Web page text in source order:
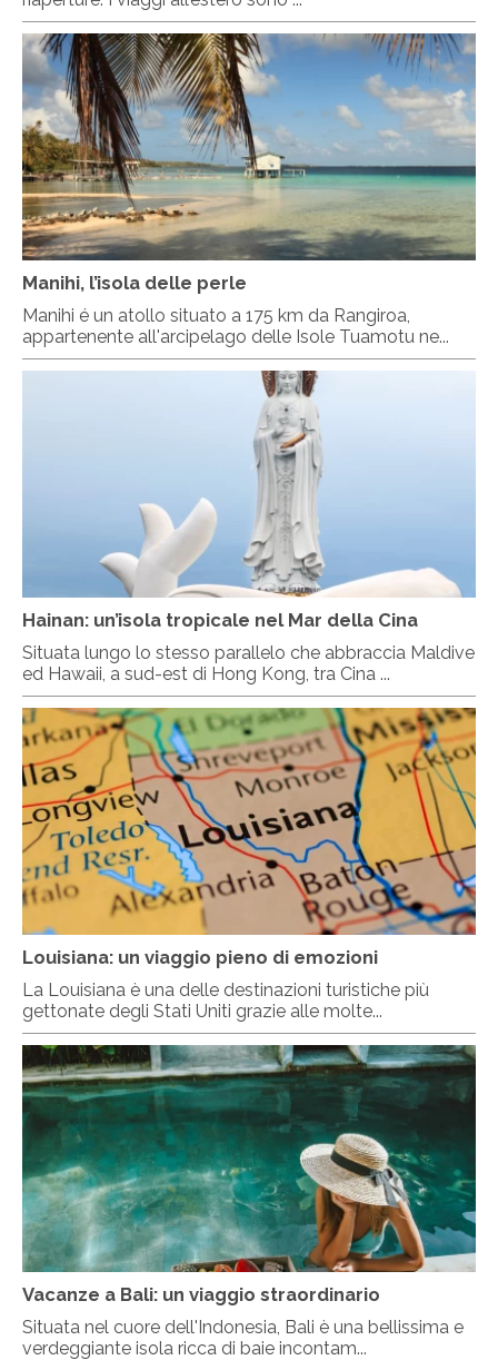
Manihi, l’isola delle perle
Manihi é un atollo situato a 175 km da Rangiroa,
appartenente all'arcipelago delle Isole Tuamotu ne...
Hainan: un’isola tropicale nel Mar della Cina
Situata lungo lo stesso parallelo che abbraccia Maldive
ed Hawaii, a sud-est di Hong Kong, tra Cina ...
Louisiana: un viaggio pieno di emozioni
La Louisiana è una delle destinazioni turistiche più
gettonate degli Stati Uniti grazie alle molte...
Vacanze a Bali: un viaggio straordinario
Situata nel cuore dell'Indonesia, Bali è una bellissima e
verdeggiante isola ricca di baie incontam...